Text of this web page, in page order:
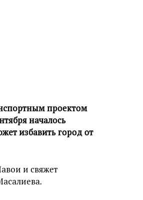
проектом
началось
избавить город от
и свяжет